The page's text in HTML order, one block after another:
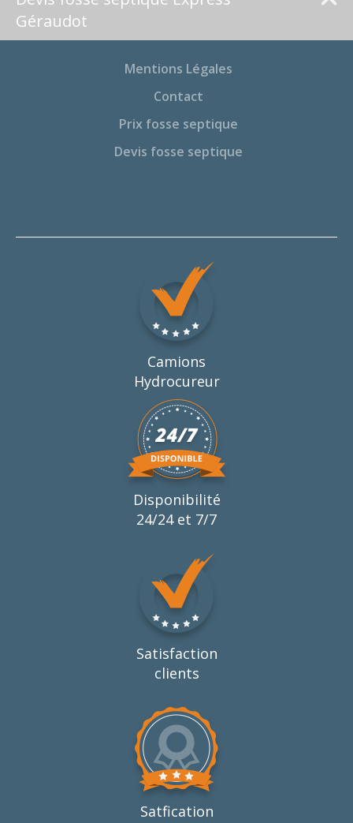
Géraudot
Mentions Légales
Contact
Prix fosse septique
Devis fosse septique
Camions
Hydrocureur
Disponibilité
24/24 et 7/7
Satisfaction
clients
Satfication